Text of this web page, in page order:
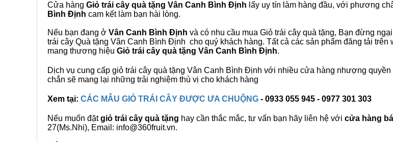
Cửa hàng Giỏ trái cây quà tặng Vân Canh Bình Định lấy uy tín làm hàng đầu, với phương
Bình Định cam kết làm bạn hài lòng.
Nếu bạn đang ở Vân Canh Bình Định và có nhu cầu mua Giỏ trái cây quà tặng, Bạn đừng
trái cây Quà tặng Vân Canh Bình Định cho quý khách hàng. Tất cả các sản phẩm đăng tải
mang thương hiệu Giỏ trái cây quà tặng Vân Canh Bình Định.
Dịch vụ cung cấp giỏ trái cây quà tặng Vân Canh Bình Định với nhiều cửa hàng nhượng
chắn sẽ mang lại những trải nghiệm thù vị cho khách hàng
Xem tại: CÁC MẪU GIỎ TRÁI CÂY ĐƯỢC ƯA CHUỘNG - 0933 055 945 - 0977 301 303
Nếu muốn đặtgiỏ trái cây quà tặng hay cần thắc mắc, tư vấn bạn hãy liên hệ với cửa hàng
27(Ms.Nhi), Email: info@360fruit.vn.